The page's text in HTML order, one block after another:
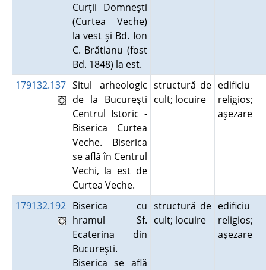
Curţii Domneşti
(Curtea Veche)
la vest şi Bd. Ion
C. Brătianu (fost
Bd. 1848) la est.
179132.137 Situl arheologic
de la Bucureşti
Centrul Istoric -
Biserica Curtea
Veche. Biserica
se află în Centrul
Vechi, la est de
Curtea Veche.
structură de
cult; locuire
edificiu
religios;
aşezare
179132.192 Biserica cu
hramul Sf.
Ecaterina din
Bucureşti.
Biserica se află
structură de
cult; locuire
edificiu
religios;
aşezare